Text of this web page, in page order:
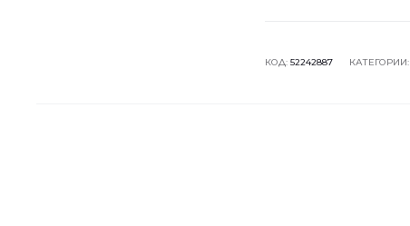
КОД: 52242887 КАТЕГОРИИ: